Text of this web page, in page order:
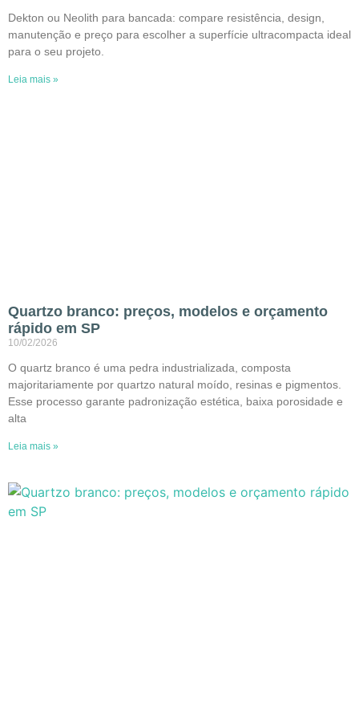
Dekton ou Neolith para bancada: compare resistência, design,
manutenção e preço para escolher a superfície ultracompacta ideal
para o seu projeto.
Leia mais »
Quartzo branco: preços, modelos e orçamento
rápido em SP
10/02/2026
O quartz branco é uma pedra industrializada, composta
majoritariamente por quartzo natural moído, resinas e pigmentos.
Esse processo garante padronização estética, baixa porosidade e
alta
Leia mais »